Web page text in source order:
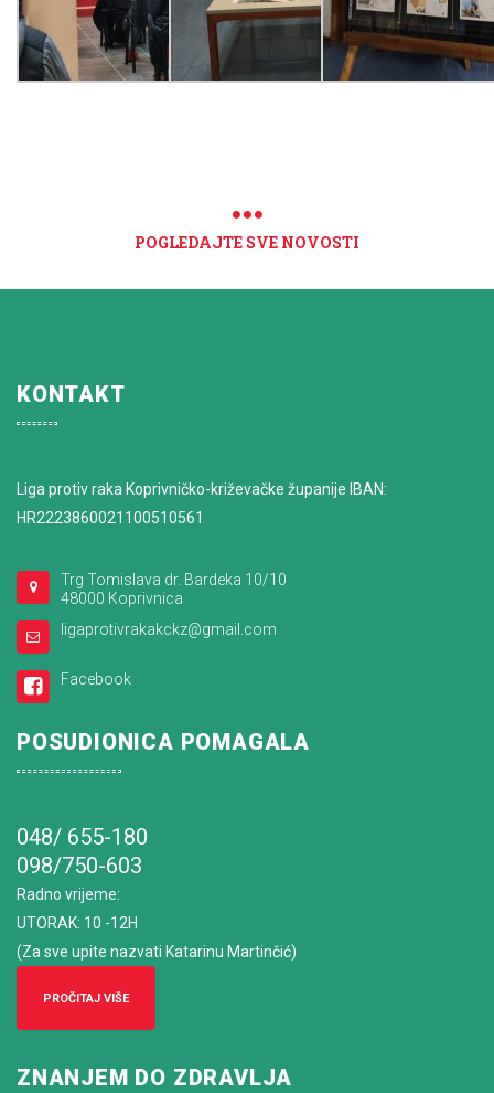
POGLEDAJTE SVE NOVOSTI
KONTAKT
Liga protiv raka Koprivničko-križevačke županije IBAN:
HR2223860021100510561
Trg Tomislava dr. Bardeka 10/10
48000 Koprivnica
ligaprotivrakakckz@gmail.com
Facebook
POSUDIONICA POMAGALA
048/ 655-180
098/750-603
Radno vrijeme:
UTORAK: 10 -12H
(Za sve upite nazvati Katarinu Martinčić)
PROČITAJ VIŠE
ZNANJEM DO ZDRAVLJA